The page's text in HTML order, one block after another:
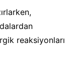
reaksiyonları